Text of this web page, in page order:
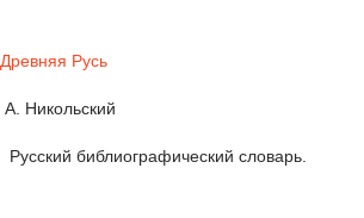
Древняя Русь
А. Никольский
Русский библиографический словарь.